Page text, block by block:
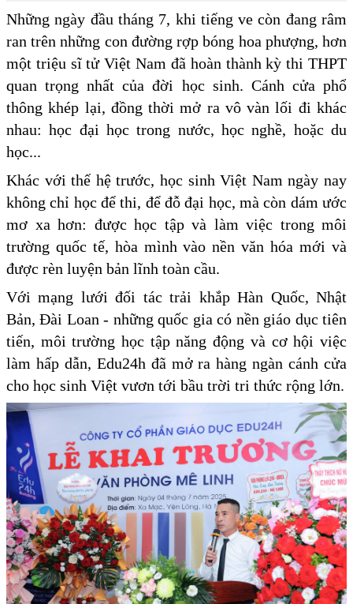
Những ngày đầu tháng 7, khi tiếng ve còn đang râm
ran trên những con đường rợp bóng hoa phượng, hơn
một triệu sĩ tử Việt Nam đã hoàn thành kỳ thi THPT
quan trọng nhất của đời học sinh. Cánh cửa phổ
thông khép lại, đồng thời mở ra vô vàn lối đi khác
nhau: học đại học trong nước, học nghề, hoặc du
học...
Khác với thế hệ trước, học sinh Việt Nam ngày nay
không chỉ học để thi, để đỗ đại học, mà còn dám ước
mơ xa hơn: được học tập và làm việc trong môi
trường quốc tế, hòa mình vào nền văn hóa mới và
được rèn luyện bản lĩnh toàn cầu.
Với mạng lưới đối tác trải khắp Hàn Quốc, Nhật
Bản, Đài Loan - những quốc gia có nền giáo dục tiên
tiến, môi trường học tập năng động và cơ hội việc
làm hấp dẫn, Edu24h đã mở ra hàng ngàn cánh cửa
cho học sinh Việt vươn tới bầu trời tri thức rộng lớn.